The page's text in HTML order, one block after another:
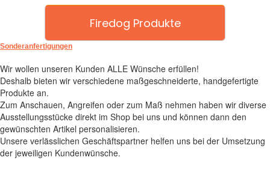
Firedog Produkte
Sonderanfertigungen
Wir wollen unseren Kunden ALLE Wünsche erfüllen!
Deshalb bieten wir verschiedene maßgeschneiderte, handgefertigte
Produkte an.
Zum Anschauen, Angreifen oder zum Maß nehmen haben wir diverse
Ausstellungsstücke direkt im Shop bei uns und können dann den
gewünschten Artikel personalisieren.
Unsere verlässlichen Geschäftspartner helfen uns bei der Umsetzung
der jeweiligen Kundenwünsche.